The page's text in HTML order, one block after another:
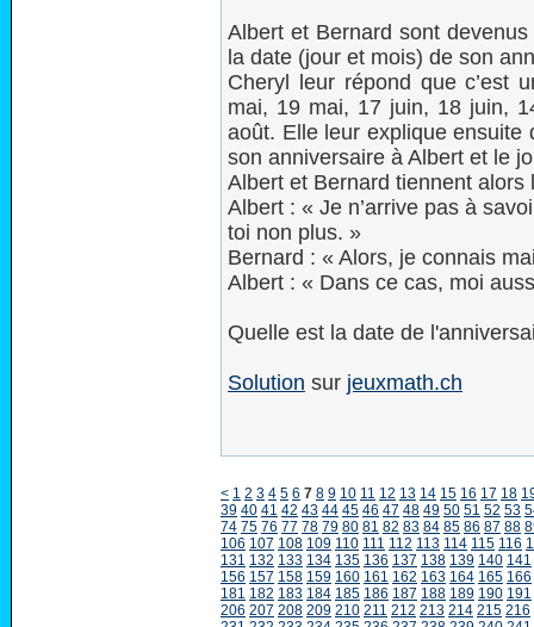
Albert et Bernard sont
la date (jour et mois) de son
Cheryl leur répond que c’est
mai, 19 mai, 17 juin, 18 juin,
août. Elle leur explique ensuite
son anniversaire à Albert et le
Albert et Bernard tiennent alors
Albert : « Je n’arrive pas à
toi non plus. »
Bernard : « Alors, je connais
Albert : « Dans ce cas, moi
Quelle est la date de
Solution sur jeuxmath.ch
< 1 2 3 4 5 6 7 8 9 10 11 12 13 14 15 16 17 18
39 40 41 42 43 44 45 46 47 48 49 50 51 52 53
74 75 76 77 78 79 80 81 82 83 84 85 86 87 88
106 107 108 109 110 111 112 113 114 115 116
131 132 133 134 135 136 137 138 139 140 141
156 157 158 159 160 161 162 163 164 165 166
181 182 183 184 185 186 187 188 189 190 191
206 207 208 209 210 211 212 213 214 215 216